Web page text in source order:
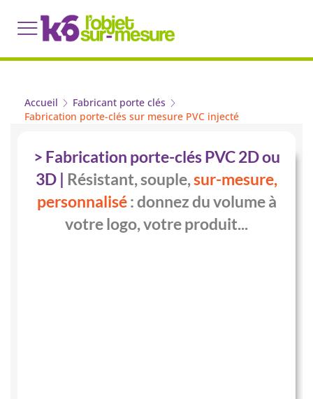
Accueil
Fabricant porte clés
Fabrication porte-clés sur mesure PVC injecté
> Fabrication porte-clés PVC 2D ou
3D | Résistant, souple,sur-mesure,
personnalisé:donnez du volume à
votre logo, votre produit...